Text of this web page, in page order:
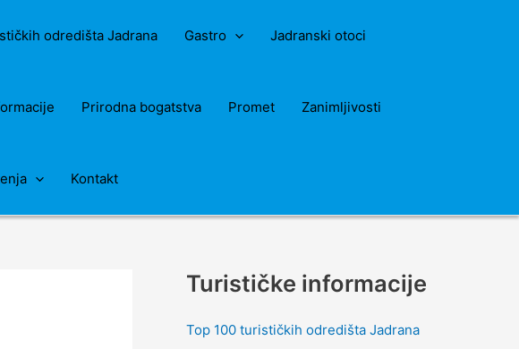
odredišta Jadrana Gastro Jadranski otoci
Prirodna bogatstva Promet Zanimljivosti
Kontakt
Turističke informacije
Top 100 turističkih odredišta Jadrana